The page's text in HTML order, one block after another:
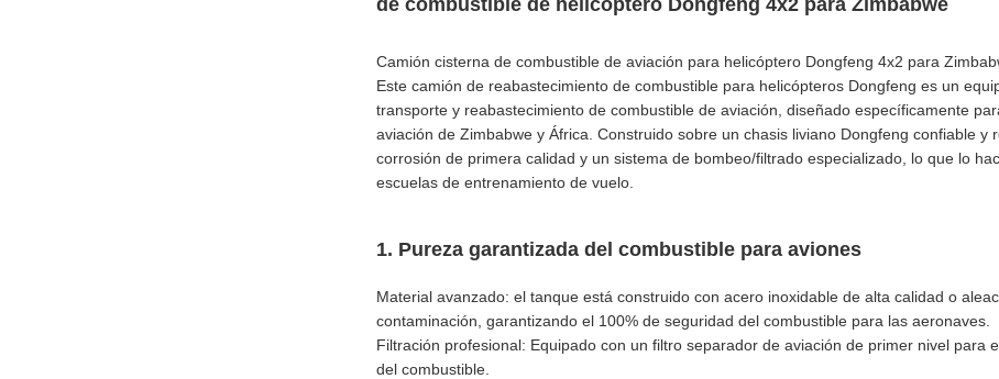
de combustible de helicóptero Dongfeng 4x2 para Zimbabwe
Camión cisterna de combustible de aviación para helicóptero Dongfeng 4x2 para
Este camión de reabastecimiento de combustible para helicópteros Dongfeng es un
transporte y reabastecimiento de combustible de aviación, diseñado específicamente
aviación de Zimbabwe y África. Construido sobre un chasis liviano Dongfeng confiable
corrosión de primera calidad y un sistema de bombeo/filtrado especializado, lo que lo
escuelas de entrenamiento de vuelo.
1. Pureza garantizada del combustible para aviones
Material avanzado: el tanque está construido con acero inoxidable de alta calidad o
contaminación, garantizando el 100% de seguridad del combustible para las aeronaves.
Filtración profesional: Equipado con un filtro separador de aviación de primer nivel
del combustible.